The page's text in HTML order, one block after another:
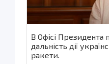
В Офісі Президента
дальність дії
ракети.